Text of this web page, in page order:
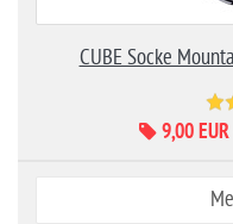
CUBE Socke
9,00 EUR